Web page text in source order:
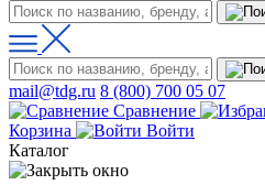
mail@tdg.ru 8 (800) 700 05 07
Сравнение
Корзина
Войти
Каталог